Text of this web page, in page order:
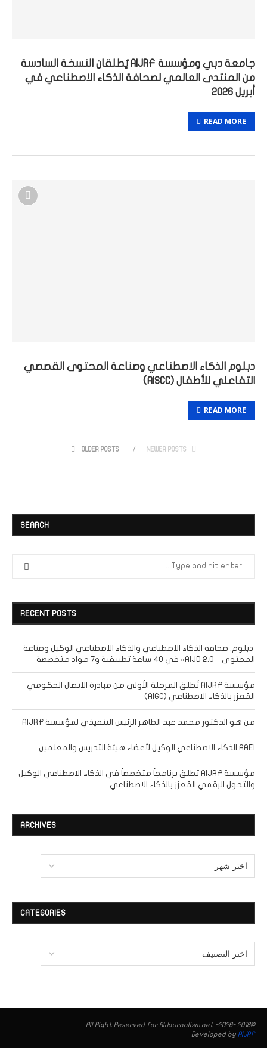
جامعة دبي ومؤسسة AIJRF يُطلقان النسخة السادسة
من المنتدى العالمي لصحافة الذكاء الاصطناعي في
أبريل 2026
READ MORE
دبلوم الذكاء الاصطناعي وصناعة المحتوى القصصي
التفاعلي للأطفال (AISCC)
READ MORE
NEWER POSTS
OLDER POSTS
SEARCH
RECENT POSTS
دبلوم: صحافة الذكاء الاصطناعي والذكاء الاصطناعي الوكيل وصناعة
المحتوى – AIJD 2.0» في 40 ساعة تطبيقية و7 مواد متخصصة
مؤسسة AIJRF تُطلق المرحلة الأولى من مبادرة الاتصال الحكومي
المُعزز بالذكاء الاصطناعي (AIGC)
من هو الدكتور محمد عبد الظاهر الرئيس التنفيذي لمؤسسة AIJRF
AAEI الذكاء الاصطناعي الوكيل لأعضاء هيئة التدريس والمعلمين
مؤسسة AIJRF تطلق برنامجاً متخصصاً في الذكاء الاصطناعي الوكيل
والتحول الرقمي المُعزز بالذكاء الاصطناعي
ARCHIVES
CATEGORIES
@2018 -2026- All Right Reserved for AIJournalism.net
Developed by AIJRF